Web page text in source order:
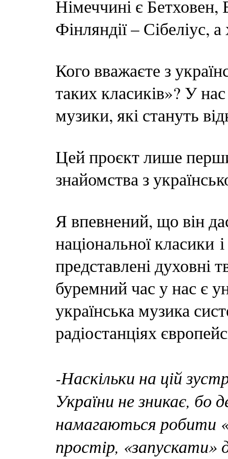
Німеччині є Бетховен,
Фінляндії – Сібеліус, а
Кого вважаєте з
таких класиків»? У
музики, які стануть
Цей проєкт лише
знайомства з
Я впевнений, що він
національної класики
представлені духовні
буремний час у нас є
українська музика
радіостанціях
-Наскільки на цій
України не зникає, бо
намагаються робити
простір, «запускати»